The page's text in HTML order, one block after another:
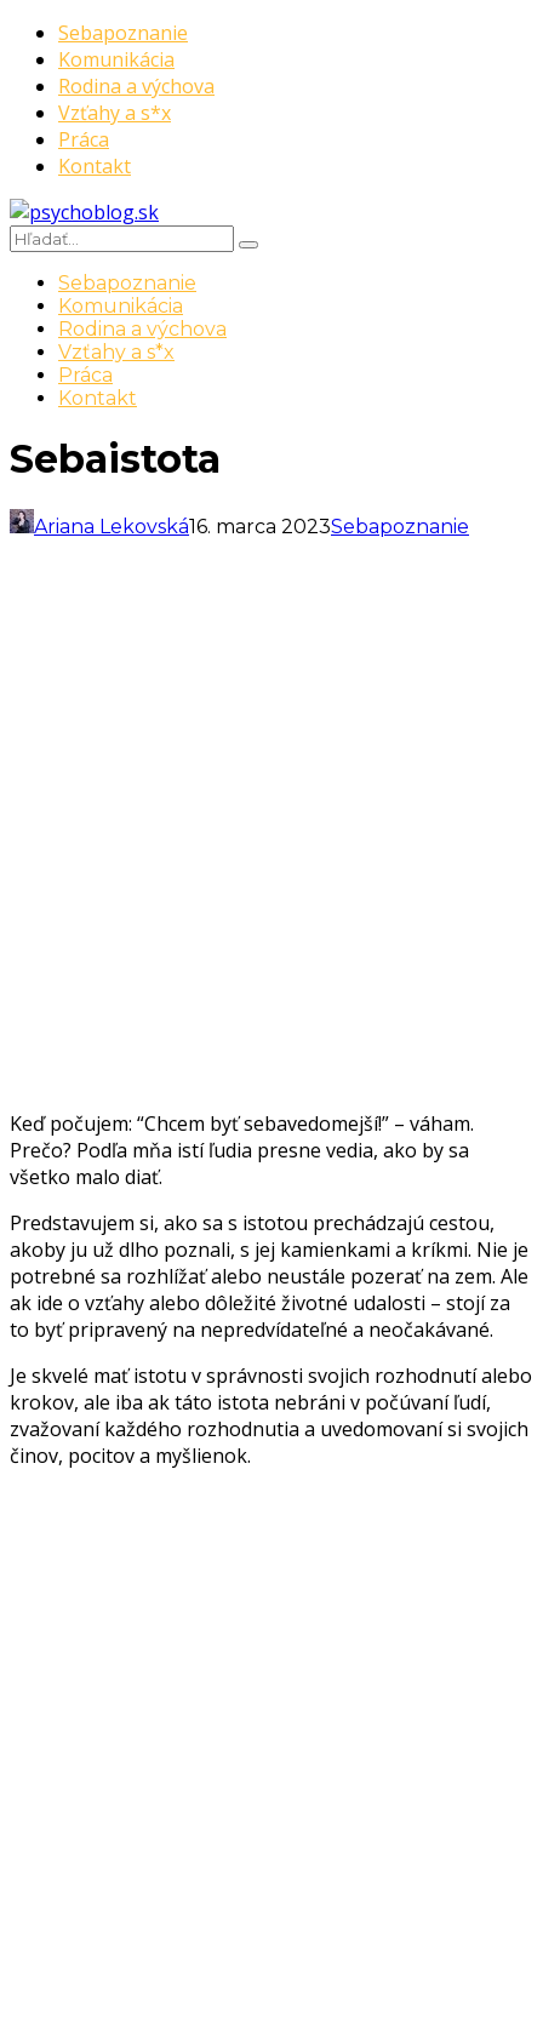
Sebapoznanie
Komunikácia
Rodina a výchova
Vzťahy a s*x
Práca
Kontakt
Sebapoznanie
Komunikácia
Rodina a výchova
Vzťahy a s*x
Práca
Kontakt
Sebaistota
Ariana Lekovská16. marca 2023Sebapoznanie
Keď počujem: “Chcem byť sebavedomejší!” – váham.
Prečo? Podľa mňa istí ľudia presne vedia, ako by sa
všetko malo diať.
Predstavujem si, ako sa s istotou prechádzajú cestou,
akoby ju už dlho poznali, s jej kamienkami a kríkmi. Nie je
potrebné sa rozhlížať alebo neustále pozerať na zem. Ale
ak ide o vzťahy alebo dôležité životné udalosti – stojí za
to byť pripravený na nepredvídateľné a neočakávané.
Je skvelé mať istotu v správnosti svojich rozhodnutí alebo
krokov, ale iba ak táto istota nebráni v počúvaní ľudí,
zvažovaní každého rozhodnutia a uvedomovaní si svojich
činov, pocitov a myšlienok.